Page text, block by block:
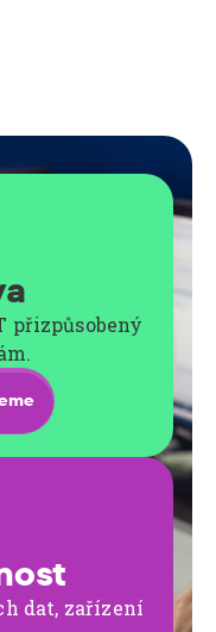
přizpůsobený
dat, zařízení